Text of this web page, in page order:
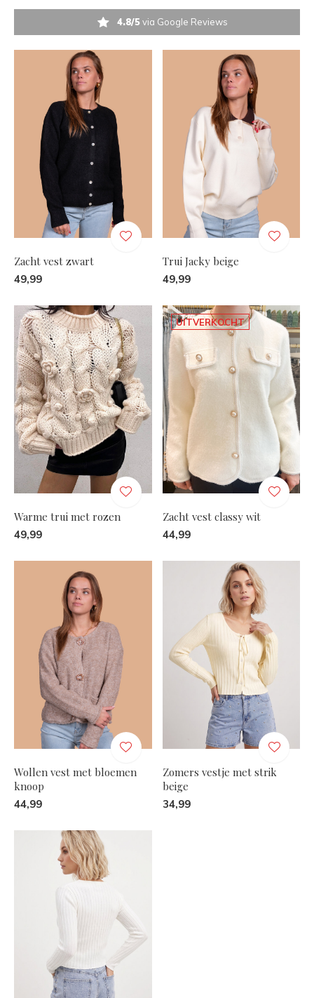
4.8/5via Google Reviews
Zacht vest zwart
49,99
Trui Jacky beige
49,99
Warme trui met rozen
49,99
UITVERKOCHT
Zacht vest classy wit
44,99
Wollen vest met bloemen
knoop
44,99
Zomers vestje met strik
beige
34,99